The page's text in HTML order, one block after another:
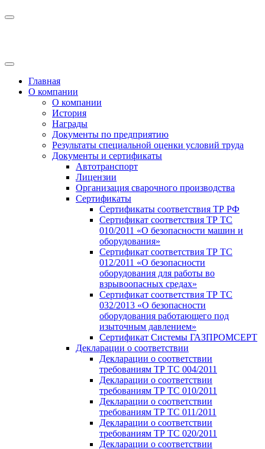
Главная
О компании
О компании
История
Награды
Документы по предприятию
Результаты специальной оценки условий труда
Документы и сертификаты
Автотранспорт
Лицензии
Организация сварочного производства
Cертификаты
Сертификаты соответствия ТР РФ
Сертификат соответствия ТР ТС
010/2011 «О безопасности машин и
оборудования»
Сертификат соответствия ТР ТС
012/2011 «О безопасности
оборудования для работы во
взрывоопасных средах»
Сертификат соответствия ТР ТС
032/2013 «О безопасности
оборудования работающего под
изыточным давлением»
Сертификат Системы ГАЗПРОМСЕРТ
Декларации о соответствии
Декларации о соответствии
требованиям ТР ТС 004/2011
Декларации о соответствии
требованиям ТР ТС 010/2011
Декларации о соответствии
требованиям ТР ТС 011/2011
Декларации о соответствии
требованиям ТР ТС 020/2011
Декларации о соответствии